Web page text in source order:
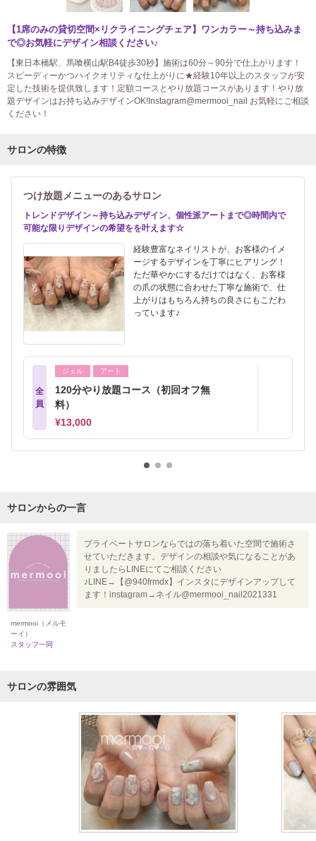
【1席のみの貸切空間×リクライニングチェア】ワンカラー～持ち込みま
で◎お気軽にデザイン相談ください♪
【東日本橋駅、馬喰横山駅B4徒歩30秒】施術は60分～90分で仕上がります！
スピーディーかつハイクオリティな仕上がりに★経験10年以上のスタッフが安
定した技術を提供致します！定額コースとやり放題コースがあります！やり放
題デザインはお持ち込みデザインOK!Instagram@mermooi_nail お気軽にご相談
ください！
サロンの特徴
つけ放題メニューのあるサロン
トレンドデザイン～持ち込みデザイン、個性派アートまで◎時間内で
可能な限りデザインの希望をを叶えます☆
経験豊富なネイリストが、お客様のイメ
ージするデザインを丁寧にヒアリング！
ただ華やかにするだけではなく、お客様
の爪の状態に合わせた丁寧な施術で、仕
上がりはもちろん持ちの良さにもこだわ
っています♪
全
員
ジェル アート
120分やり放題コース（初回オフ無
料）
¥13,000
サロンからの一言
mermooi（メルモ
ーイ）
スタッフ一同
プライベートサロンならではの落ち着いた空間で施術さ
せていただきます。デザインの相談や気になることがあ
りましたらLINEにてご相談ください
♪LINE→【@940frmdx】インスタにデザインアップして
ます！instagram→ネイル@mermooi_nail2021331
サロンの雰囲気